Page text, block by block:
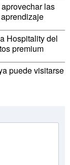
las
Hospitality del
premium
puede visitarse